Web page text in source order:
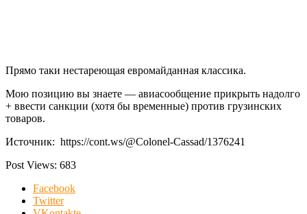
Прямо таки нестареющая евромайданная классика.
Мою позицию вы знаете — авиасообщение прикрыть надолго
+ ввести санкции (хотя бы временные) против грузинских
товаров.
Источник: https://cont.ws/@Colonel-Cassad/1376241
Post Views: 683
Facebook
Twitter